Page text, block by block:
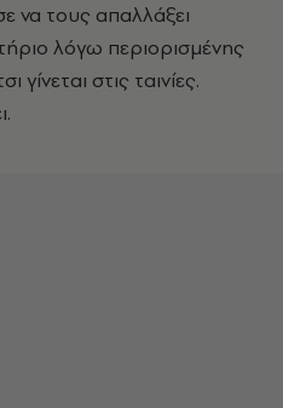
να τους απαλλάξει
λόγω περιορισμένης
γίνεται στις ταινίες.